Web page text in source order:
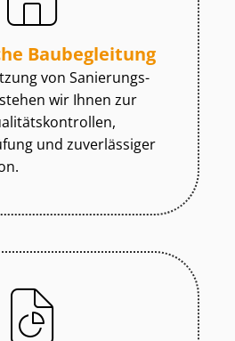
Baubegleitung
von Sa­nie­rungs­
wir Ihnen zur
und zuverlässiger